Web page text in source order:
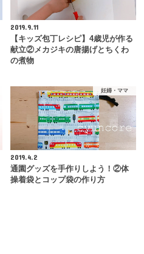
2019.9.11
【キッズ包丁レシピ】4歳児が作る
献立②メカジキの唐揚げとちくわ
の煮物
妊婦・ママ
2019.4.2
通園グッズを手作りしよう！②体
操着袋とコップ袋の作り方